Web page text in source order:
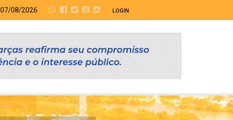
07/08/2026 LOGIN